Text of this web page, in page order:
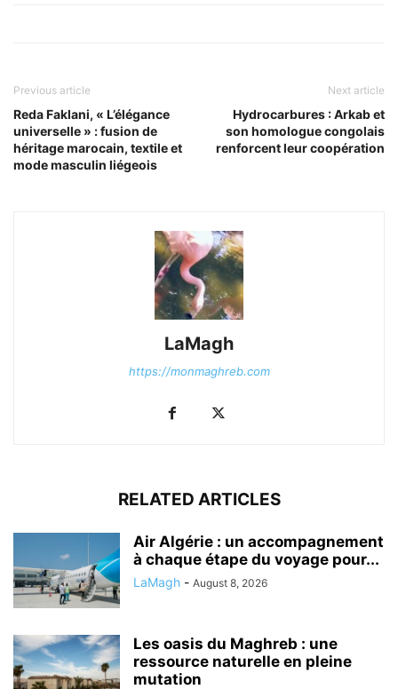
Previous article
Reda Faklani, « L’élégance
universelle » : fusion de
héritage marocain, textile et
mode masculin liégeois
Next article
Hydrocarbures : Arkab et
son homologue congolais
renforcent leur coopération
LaMagh
https://monmaghreb.com
RELATED ARTICLES
Air Algérie : un accompagnement
à chaque étape du voyage pour...
LaMagh - August 8, 2026
Les oasis du Maghreb : une
ressource naturelle en pleine
mutation